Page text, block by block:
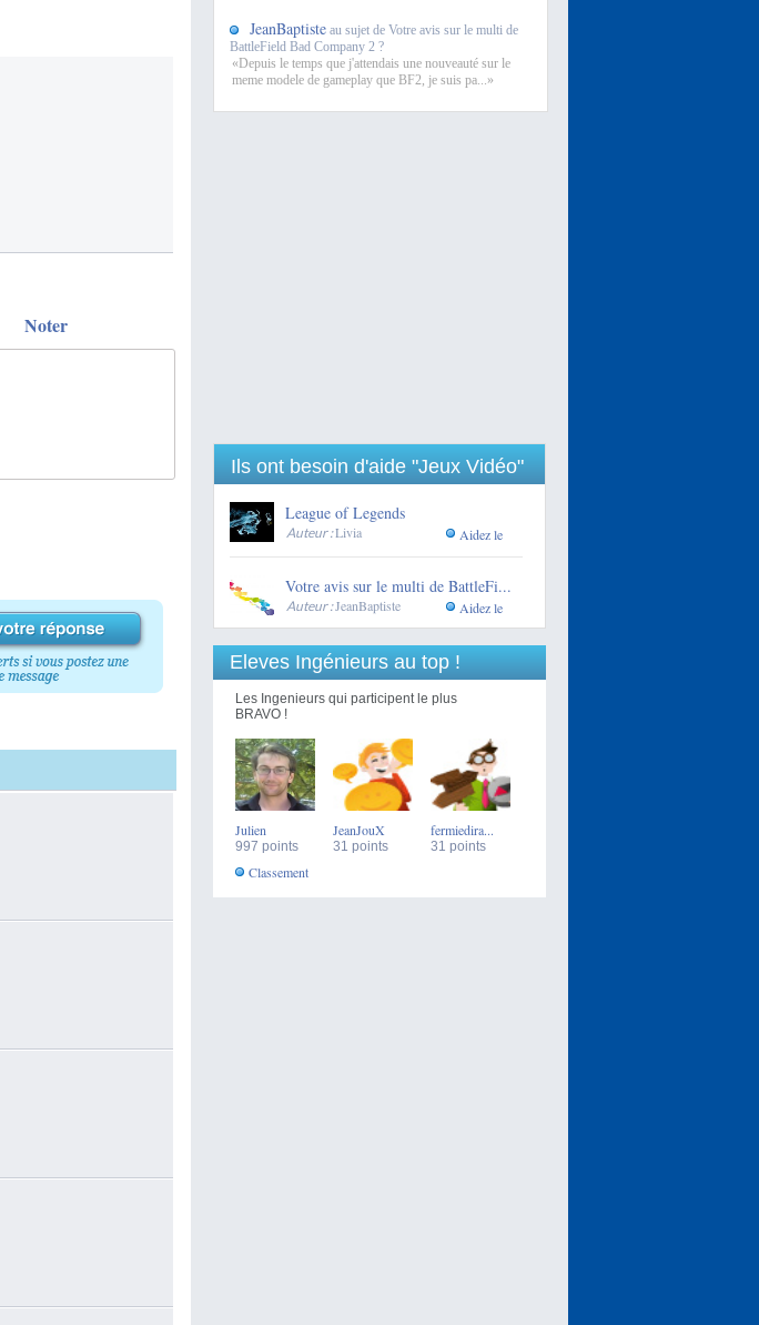
Noter
JeanBaptiste au sujet de Votre avis sur le multi de
BattleField Bad Company 2 ?
«Depuis le temps que j'attendais une nouveauté sur le
meme modele de gameplay que BF2, je suis pa...»
Ils ont besoin d'aide "Jeux Vidéo"
League of Legends
Auteur :Livia Aidez le
Votre avis sur le multi de BattleFi...
Auteur :JeanBaptiste Aidez le
Eleves Ingénieurs au top !
Les Ingenieurs qui participent le plus
BRAVO !
Julien
997 points
JeanJouX
31 points
fermiedira...
31 points
Classement